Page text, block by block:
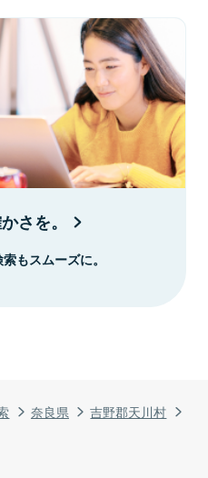
奈良県
吉野郡天川村
さを。
もスムーズに。